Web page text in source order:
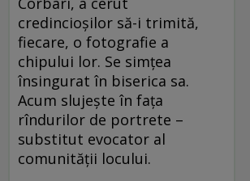
credincioşilor să-i trimită,
fiecare, o fotografie a
chipului lor. Se simţea
însingurat în biserica sa.
Acum slujeşte în faţa
rîndurilor de portrete –
substitut evocator al
comunităţii locului.